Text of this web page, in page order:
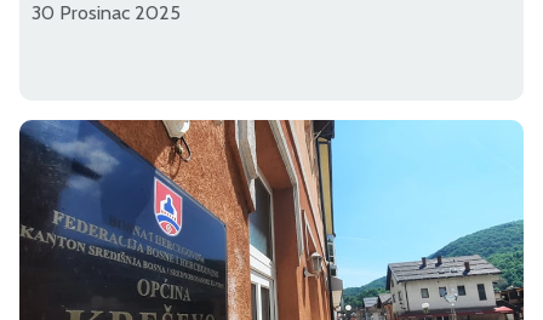
30 Prosinac 2025